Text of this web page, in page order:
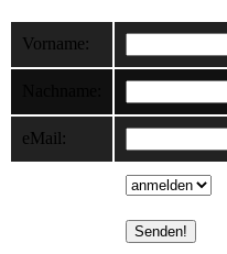
Vorname:
eMail: